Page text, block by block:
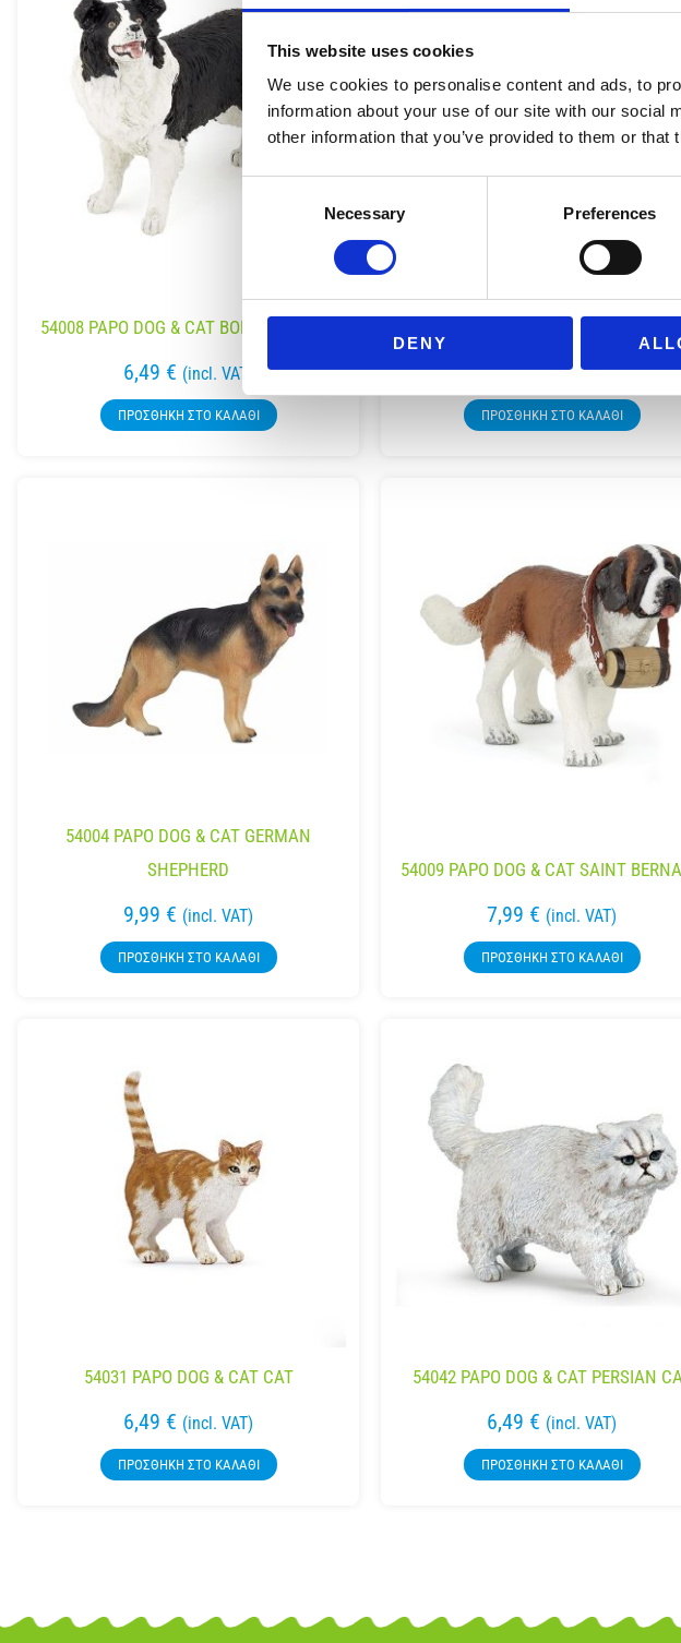
This website uses cookies
We use cookies to personalise content and ads, to
information about your use of our site with our social
other information that you’ve provided to them or
Necessary Preferences
DENY
54008 PAPO DOG & CAT BORDER COLLIE
6,49 € (incl. VAT)
ΠΡΟΣΘΉΚΗ ΣΤΟ ΚΑΛΆΘΙ
6,49€ (incl. VAT)
ΠΡΟΣΘΉΚΗ ΣΤΟ ΚΑΛΆΘΙ
54004 PAPO DOG & CAT GERMAN
SHEPHERD
9,99 € (incl. VAT)
ΠΡΟΣΘΉΚΗ ΣΤΟ ΚΑΛΆΘΙ
54009 PAPO DOG & CAT SAINT
7,99 € (incl. VAT)
ΠΡΟΣΘΉΚΗ ΣΤΟ ΚΑΛΆΘΙ
54031 PAPO DOG & CAT CAT
6,49 € (incl. VAT)
ΠΡΟΣΘΉΚΗ ΣΤΟ ΚΑΛΆΘΙ
54042 PAPO DOG & CAT PERSIAN
6,49 € (incl. VAT)
ΠΡΟΣΘΉΚΗ ΣΤΟ ΚΑΛΆΘΙ